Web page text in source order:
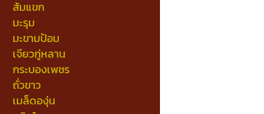
ส้มแขก
มะรุม
มะขามป้อม
เจียวกู่หลาน
กระบองเพชร
ถั่วขาว
เมล็ดองุ่น